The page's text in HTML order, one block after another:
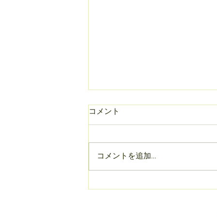
3rd 孫ちゃん👶思い出の患者
コメント
コメントを追加…